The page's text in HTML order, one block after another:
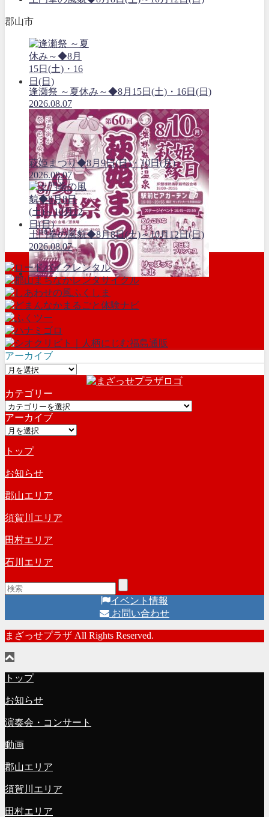
郡山市
逢瀬祭 ～夏休み～◆8月15日(土)・16日(日)
2026.08.07
萩姫まつり◆8月9日(日)・10日(月)
2026.08.07
土門拳の風貌◆8月8日(土)～10月12日(日)
2026.08.07
アーカイブ
ア
カ
イ
ブ
カテゴリー
カ
テ
ゴ
ー
アーカイブ
ア
カ
イ
ブ
トップ
お知らせ
郡山エリア
須賀川エリア
田村エリア
石川エリア
イベント情報
お問い合わせ
まざっせプラザ All Rights Reserved.
トップ
お知らせ
演奏会・コンサート
動画
郡山エリア
須賀川エリア
田村エリア